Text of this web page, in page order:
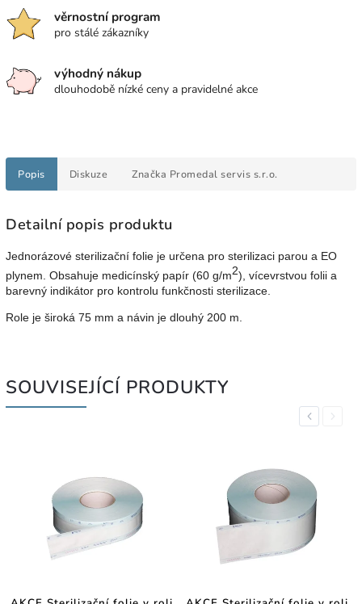
věrnostní program
pro stálé zákazníky
výhodný nákup
dlouhodobě nízké ceny a pravidelné akce
Popis Diskuze Značka Promedal servis s.r.o.
Detailní popis produktu
Jednorázové sterilizační folie je určena pro sterilizaci parou a EO
plynem. Obsahuje medicínský papír (60 g/m2), vícevrstvou folii a
barevný indikátor pro kontrolu funkčnosti sterilizace.
Role je široká 75 mm a návin je dlouhý 200 m.
SOUVISEJÍCÍ PRODUKTY
PreviousNext